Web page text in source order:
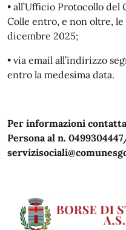
• all’Ufficio Protocollo
Colle entro, e non oltre,
dicembre 2025;
• via email all’indirizzo
entro la medesima data.
Per informazioni
Persona al n.